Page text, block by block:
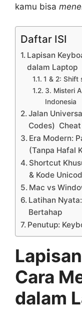
kamu bisa
Daftar ISI
Lapisan
dalam Laptop
1 & 2: Shift
3. Misteri
Indonesia
Jalan
Codes)
Era Modern:
(Tanpa Hafal
Shortcut
& Kode
Mac vs
Latihan
Bertahap
Penutup:
Cara
dalam